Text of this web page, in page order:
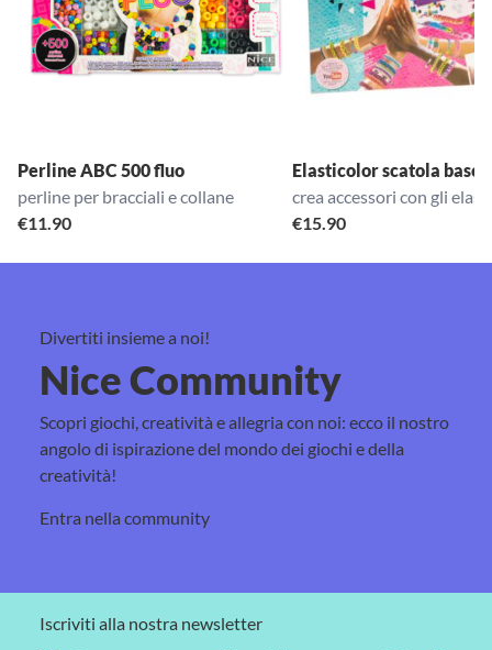
Perline ABC 500 fluo
perline per bracciali e collane
€11.90
Elasticolor scatola base
crea accessori con gli
€15.90
Divertiti insieme a noi!
Nice Community
Scopri giochi, creatività e allegria con noi: ecco il nostro
angolo di ispirazione del mondo dei giochi e della
creatività!
Entra nella community
Iscriviti alla nostra newsletter